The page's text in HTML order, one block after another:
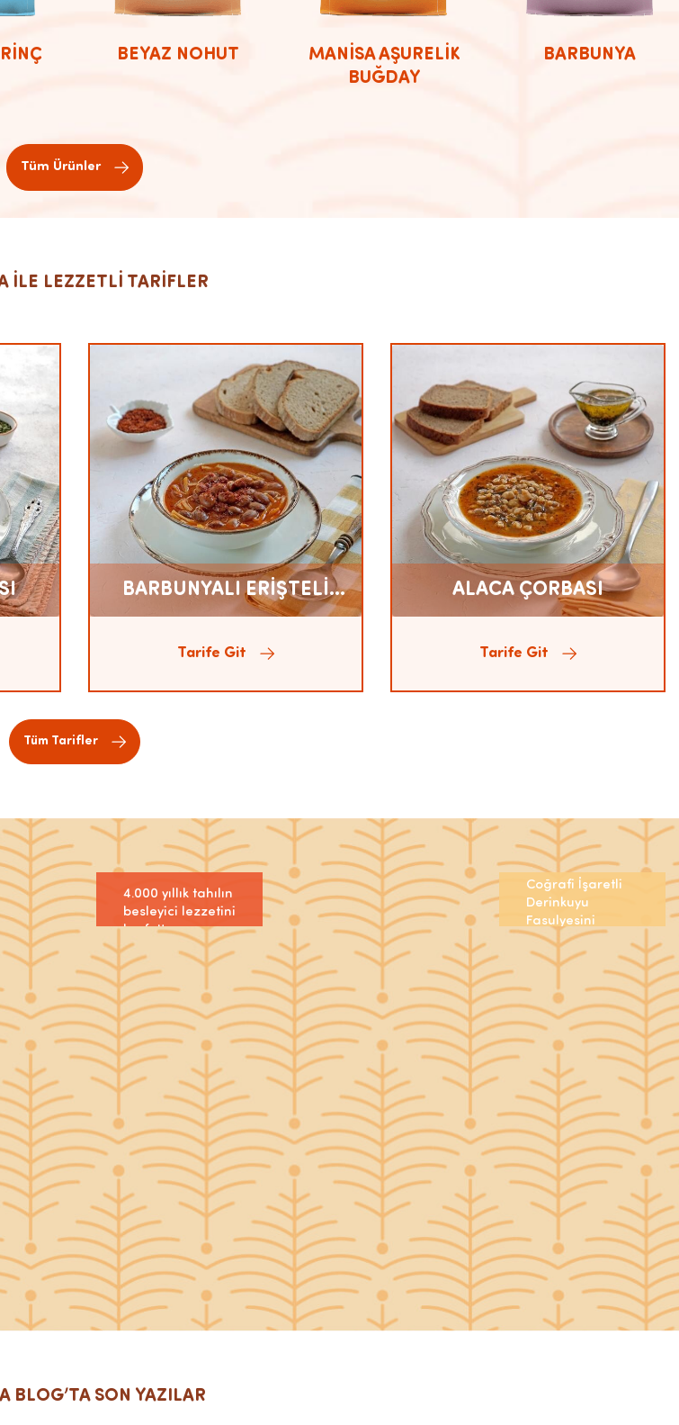
BEYAZ NOHUT
MANİSA AŞURELİK
BUĞDAY
BARBUNYA
Tüm Ürünler
İLE LEZZETLİ TARİFLER
BARBUNYALI ERİŞTELİ
ÇORBA
Tarife Git
ALACA ÇORBASI
Tarife Git
Tüm Tarifler
Horasan
Bulguru
4.000 yıllık tahılın
besleyici lezzetini
keşfet!
Şimdi Satın Al
Sofralar
İçin
Coğrafi İşaretli
Derinkuyu
Fasulyesini
keşfet!
Şimdi Satın Al
BLOG’TA SON YAZILAR